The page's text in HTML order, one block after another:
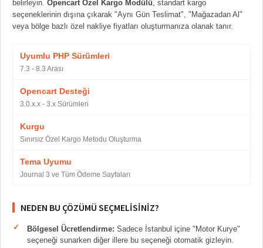
belirleyin. Opencart Özel Kargo Modülü, standart kargo
seçeneklerinin dışına çıkarak "Aynı Gün Teslimat", "Mağazadan Al"
veya bölge bazlı özel nakliye fiyatları oluşturmanıza olanak tanır.
Uyumlu PHP Sürümleri
7.3 - 8.3 Arası
Opencart Desteği
3.0.x.x - 3.x Sürümleri
Kurgu
Sınırsız Özel Kargo Metodu Oluşturma
Tema Uyumu
Journal 3 ve Tüm Ödeme Sayfaları
NEDEN BU ÇÖZÜMÜ SEÇMELISINIZ?
Bölgesel Ücretlendirme: Sadece İstanbul içine "Motor Kurye"
seçeneği sunarken diğer illere bu seçeneği otomatik gizleyin.